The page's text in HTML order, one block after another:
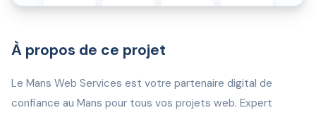
À propos de ce projet
Le Mans Web Services est votre partenaire digital de
confiance au Mans pour tous vos projets web. Expert